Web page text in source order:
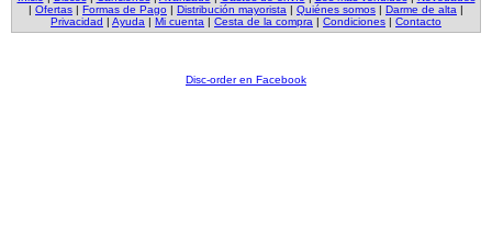
| Ofertas | Formas de Pago | Distribución mayorista | Quiénes somos | Darme de alta |
Privacidad | Ayuda | Mi cuenta | Cesta de la compra | Condiciones | Contacto
Disc-order en Facebook